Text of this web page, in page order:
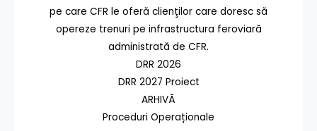
pe care CFR le oferă clienţilor care doresc să
opereze trenuri pe infrastructura feroviară
administrată de CFR.
DRR 2026
DRR 2027 Proiect
ARHIVĂ
Proceduri Operaționale